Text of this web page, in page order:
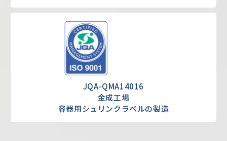
JQA-QMA14016
金成工場
容器用シュリンクラベルの製造